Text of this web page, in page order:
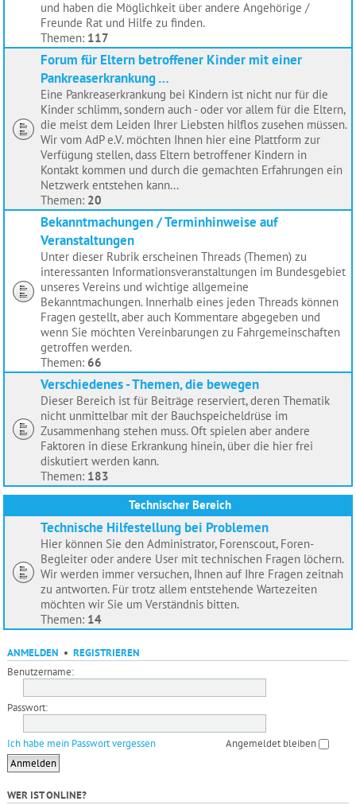
und haben die Möglichkeit über andere Angehörige /
Freunde Rat und Hilfe zu finden.
Themen: 117
Forum für Eltern betroffener Kinder mit einer
Pankreaserkrankung …
Eine Pankreaserkrankung bei Kindern ist nicht nur für die
Kinder schlimm, sondern auch - oder vor allem für die Eltern,
die meist dem Leiden Ihrer Liebsten hilflos zusehen müssen.
Wir vom AdP e.V. möchten Ihnen hier eine Plattform zur
Verfügung stellen, dass Eltern betroffener Kindern in
Kontakt kommen und durch die gemachten Erfahrungen ein
Netzwerk entstehen kann...
Themen: 20
Bekanntmachungen / Terminhinweise auf
Veranstaltungen
Unter dieser Rubrik erscheinen Threads (Themen) zu
interessanten Informationsveranstaltungen im Bundesgebiet
unseres Vereins und wichtige allgemeine
Bekanntmachungen. Innerhalb eines jeden Threads können
Fragen gestellt, aber auch Kommentare abgegeben und
wenn Sie möchten Vereinbarungen zu Fahrgemeinschaften
getroffen werden.
Themen: 66
Verschiedenes - Themen, die bewegen
Dieser Bereich ist für Beiträge reserviert, deren Thematik
nicht unmittelbar mit der Bauchspeicheldrüse im
Zusammenhang stehen muss. Oft spielen aber andere
Faktoren in diese Erkrankung hinein, über die hier frei
diskutiert werden kann.
Themen: 183
Technischer Bereich
Technische Hilfestellung bei Problemen
Hier können Sie den Administrator, Forenscout, Foren-
Begleiter oder andere User mit technischen Fragen löchern.
Wir werden immer versuchen, Ihnen auf Ihre Fragen zeitnah
zu antworten. Für trotz allem entstehende Wartezeiten
möchten wir Sie um Verständnis bitten.
Themen: 14
ANMELDEN • REGISTRIEREN
Benutzername:
Passwort:
Ich habe mein Passwort vergessen Angemeldet bleiben
WER IST ONLINE?